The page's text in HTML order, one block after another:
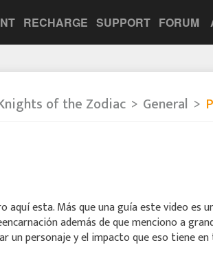
RECHARGE SUPPORT FORUM
of the Zodiac General
aquí esta. Más que una guía este video es
además de que menciono a
personaje y el impacto que eso tiene en